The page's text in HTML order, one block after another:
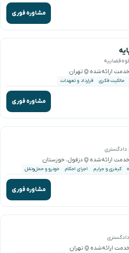
مشاوره فوری
تهران
مالکیت فکری قرارداد و تعهدات
مشاوره فوری
دادگستری
دزفول، خوزستان
کیفری و جرایم اجرای احکام خودرو و حمل‌ونقل
مشاوره فوری
تهران